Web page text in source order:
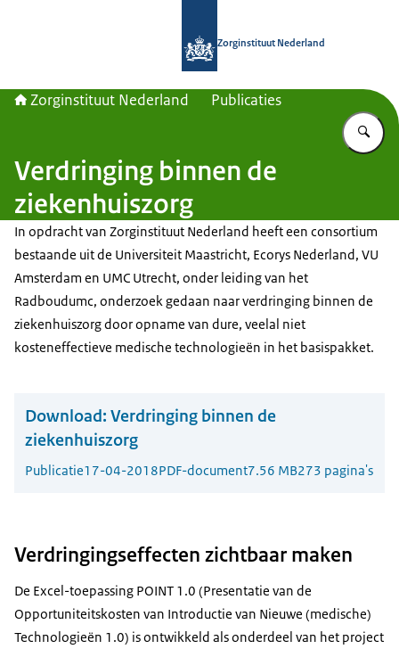
Zorginstituut Nederland
Zorginstituut Nederland Publicaties
Verdringing binnen de
ziekenhuiszorg
In opdracht van Zorginstituut Nederland heeft een consortium
bestaande uit de Universiteit Maastricht, Ecorys Nederland, VU
Amsterdam en UMC Utrecht, onder leiding van het
Radboudumc, onderzoek gedaan naar verdringing binnen de
ziekenhuiszorg door opname van dure, veelal niet
kosteneffectieve medische technologieën in het basispakket.
Download: Verdringing binnen de
ziekenhuiszorg
Publicatie17-04-2018PDF-document7.56 MB273 pagina's
Verdringingseffecten zichtbaar maken
De Excel-toepassing POINT 1.0 (Presentatie van de
Opportuniteitskosten van Introductie van Nieuwe (medische)
Technologieën 1.0) is ontwikkeld als onderdeel van het project